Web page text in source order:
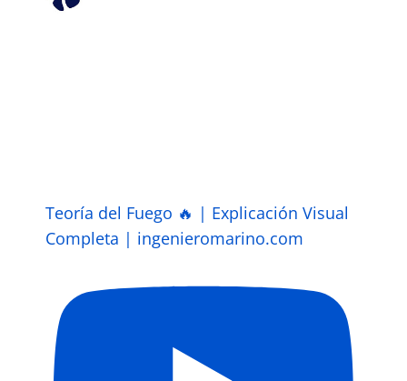
Teoría del Fuego 🔥 | Explicación Visual
Completa | ingenieromarino.com